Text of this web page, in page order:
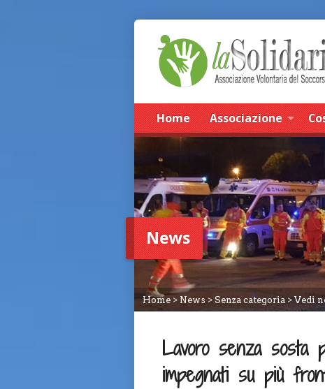
Home Associazione
News
Home > News > Senza categoria > Vedi
Lavoro senza sosta
impegnati su più